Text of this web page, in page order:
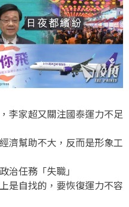
李家超又關注國泰運力不足
濟幫助不大，反而是形象工
治任務「失職」
是自找的，要恢復運力不容